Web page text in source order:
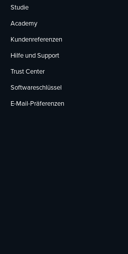
Studie
Academy
Kundenreferenzen
Hilfe und Support
Trust Center
Softwareschlüssel
E-Mail-Präferenzen